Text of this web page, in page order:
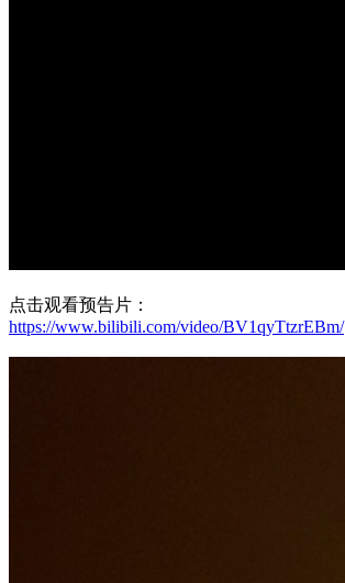
点击观看预告片：
https://www.bilibili.com/video/BV1qyTtzrEBm/